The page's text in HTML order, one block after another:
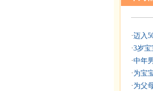
·迈入
·3岁
·中年
·为宝
·为父